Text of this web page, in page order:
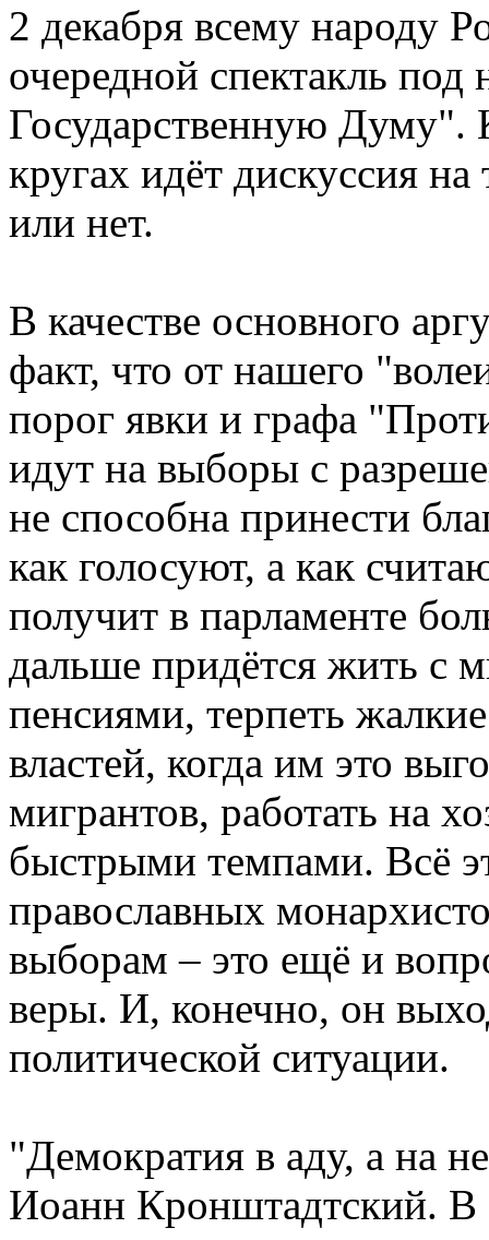
2 декабря всему народу
очередной спектакль
Государственную Думу".
кругах идёт дискуссия
или нет.
В качестве основного
факт, что от нашего
порог явки и графа
идут на выборы с
не способна принести
как голосуют, а как
получит в парламенте
дальше придётся жить с
пенсиями, терпеть
властей, когда им это
мигрантов, работать на
быстрыми темпами. Всё
православных
выборам – это ещё и
веры. И, конечно, он
политической ситуации.
"Демократия в аду, а на
Иоанн Кронштадтский. В